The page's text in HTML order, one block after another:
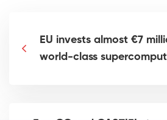
EU invests almost €7
world-class